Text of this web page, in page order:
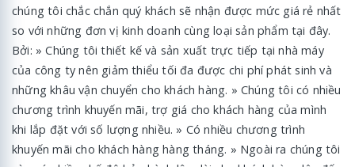
chúng tôi chắc chắn quý khách sẽ nhận được mức giá rẻ nhất
so với những đơn vị kinh doanh cùng loại sản phẩm tại đây.
Bởi: » Chúng tôi thiết kế và sản xuất trực tiếp tại nhà máy
của công ty nên giảm thiểu tối đa được chi phí phát sinh và
những khâu vận chuyển cho khách hàng. » Chúng tôi có nhiều
chương trình khuyến mãi, trợ giá cho khách hàng của mình
khi lắp đặt với số lượng nhiều. » Có nhiều chương trình
khuyến mãi cho khách hàng hàng tháng. » Ngoài ra chúng tôi